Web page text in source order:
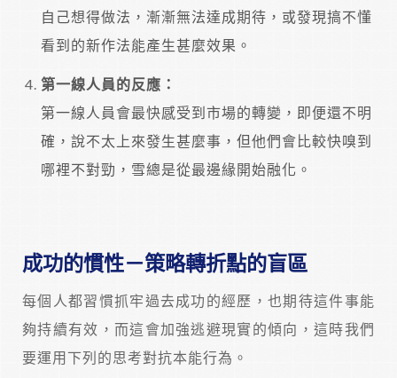
自己想得做法，漸漸無法達成期待，或發現搞不懂
看到的新作法能產生甚麼效果。
第一線人員的反應：
第一線人員會最快感受到市場的轉變，即便還不明
確，說不太上來發生甚麼事，但他們會比較快嗅到
哪裡不對勁，雪總是從最邊緣開始融化。
成功的慣性－策略轉折點的盲區
每個人都習慣抓牢過去成功的經歷，也期待這件事能
夠持續有效，而這會加強逃避現實的傾向，這時我們
要運用下列的思考對抗本能行為。